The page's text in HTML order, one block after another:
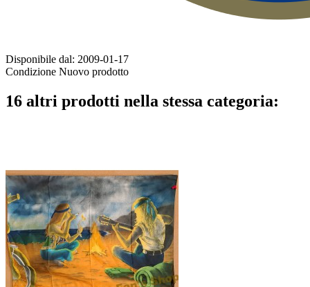
Disponibile dal: 2009-01-17
Condizione Nuovo prodotto
16 altri prodotti nella stessa categoria: